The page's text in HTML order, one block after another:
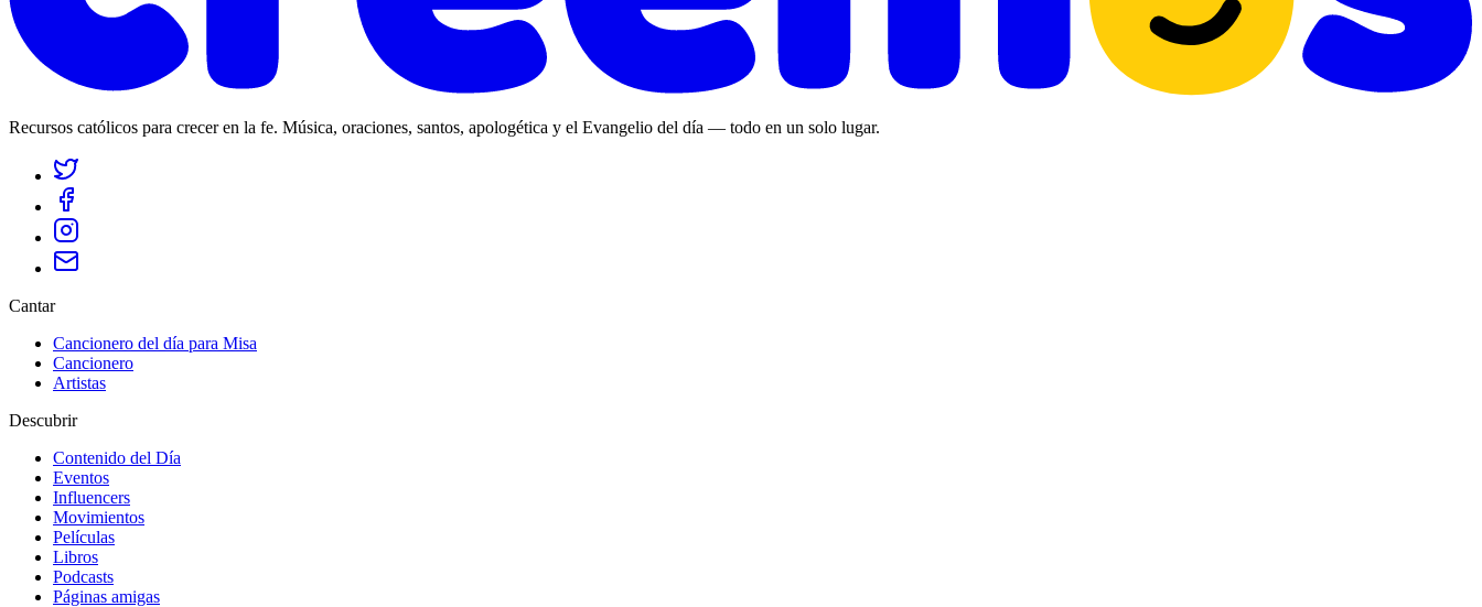
Recursos católicos para crecer en la fe. Música, oraciones, santos, apologética y el Evangelio del día — todo en un solo lugar.
Cantar
Cancionero del día para Misa
Cancionero
Artistas
Descubrir
Contenido del Día
Eventos
Influencers
Movimientos
Películas
Libros
Podcasts
Páginas amigas